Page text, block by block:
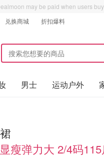
may be paid when users
兑换商城 折扣爆料
男士 运动户外
瘦弹力大 2/4码